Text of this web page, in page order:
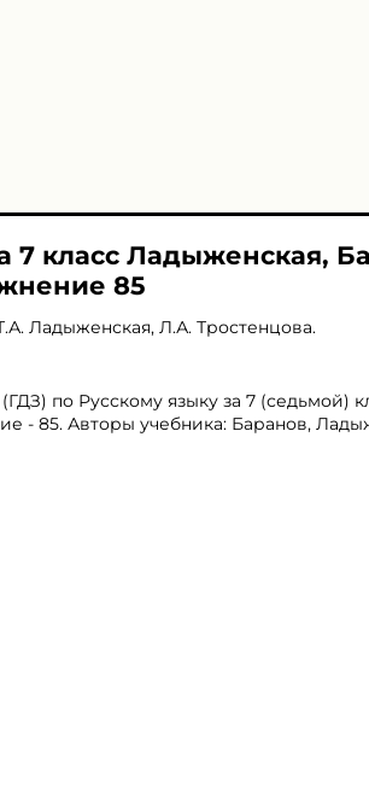
7 класс Ладыженская,
85
Ладыженская, Л.А. Тростенцова.
по Русскому языку за 7 (седьмой)
- 85. Авторы учебника: Баранов,